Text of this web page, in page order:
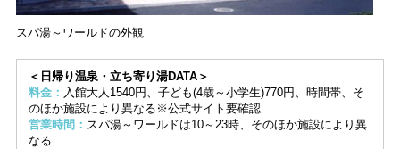
スパ湯～ワールドの外観
＜日帰り温泉・立ち寄り湯DATA＞
料金： 入館大人1540円、子ども(4歳～小学生)770円、時間帯、そ
のほか施設により異なる※公式サイト要確認
営業時間： スパ湯～ワールドは10～23時、そのほか施設により異
なる